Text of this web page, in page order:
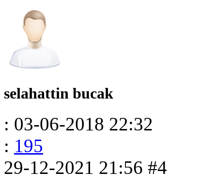
selahattin bucak
: 03-06-2018 22:32
: 195
29-12-2021 21:56 #4